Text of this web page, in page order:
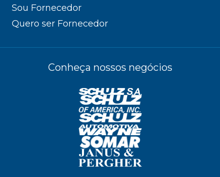
Sou Fornecedor
Quero ser Fornecedor
Conheça nossos negócios